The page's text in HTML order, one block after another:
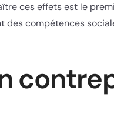
ces effets est le
des compétences